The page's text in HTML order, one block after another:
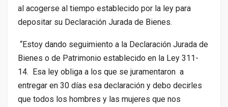
al acogerse al tiempo establecido por la ley para
depositar su Declaración Jurada de Bienes.
“Estoy dando seguimiento a la Declaración Jurada de
Bienes o de Patrimonio establecido en la Ley 311-
14. Esa ley obliga a los que se juramentaron a
entregar en 30 días esa declaración y debo decirles
que todos los hombres y las mujeres que nos